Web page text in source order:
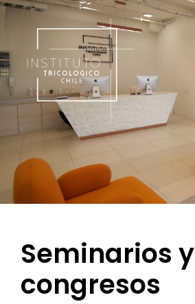
Seminarios y
congresos